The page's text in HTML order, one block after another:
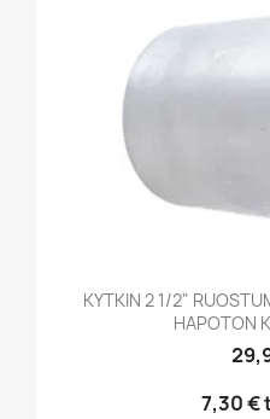
KYTKIN 2 1/2"
HAPOTON
7,30 €